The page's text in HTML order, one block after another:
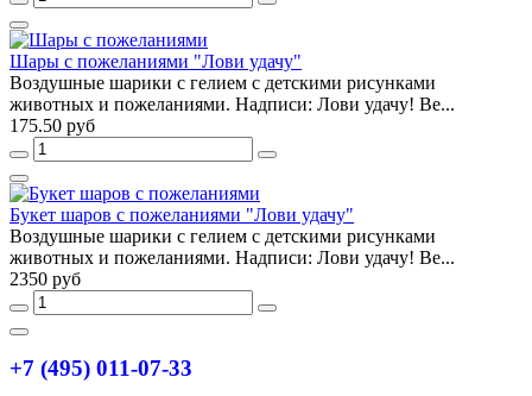
Шары с пожеланиями "Лови удачу"
Воздушные шарики с гелием с детскими рисунками
животных и пожеланиями. Надписи: Лови удачу! Ве...
175.50 руб
Букет шаров с пожеланиями "Лови удачу"
Воздушные шарики с гелием с детскими рисунками
животных и пожеланиями. Надписи: Лови удачу! Ве...
2350 руб
+7 (495) 011-07-33